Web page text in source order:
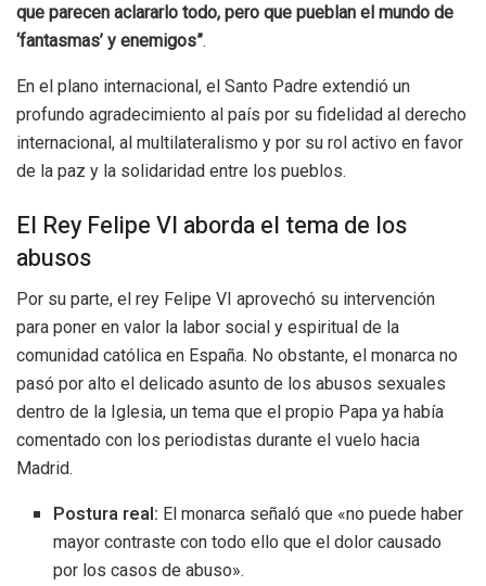
que parecen aclararlo todo, pero que pueblan el mundo de
‘fantasmas’ y enemigos”.
En el plano internacional, el Santo Padre extendió un
profundo agradecimiento al país por su fidelidad al derecho
internacional, al multilateralismo y por su rol activo en favor
de la paz y la solidaridad entre los pueblos.
El Rey Felipe VI aborda el tema de los
abusos
Por su parte, el rey Felipe VI aprovechó su intervención
para poner en valor la labor social y espiritual de la
comunidad católica en España. No obstante, el monarca no
pasó por alto el delicado asunto de los abusos sexuales
dentro de la Iglesia, un tema que el propio Papa ya había
comentado con los periodistas durante el vuelo hacia
Madrid.
Postura real: El monarca señaló que «no puede haber
mayor contraste con todo ello que el dolor causado
por los casos de abuso».